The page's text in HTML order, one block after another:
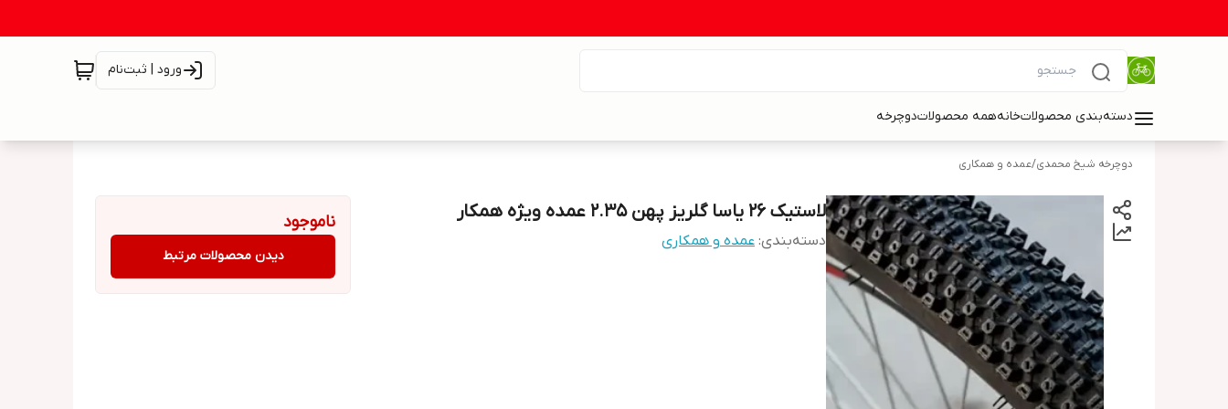
ورود | ثبت‌نام
دسته‌بندی محصولاتخانههمه محصولاتدوچرخه
دوچرخه شیخ محمدی/عمده و همکاری
لاستیک 26 یاسا گلریز پهن 2.35 عمده ویژه همکار
دسته‌بندی: عمده و همکاری
ناموجود
دیدن محصولات مرتبط